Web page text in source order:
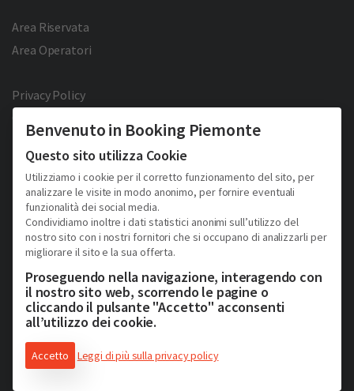
Area Riservata
Area Operatori
Privacy Policy
Facebook
Twitter YouTube Pinterest
2026 © Copyright - Turismo Alpmed S.r.l.
Cap. Soc. € 40.000 I.V. - P.IVA IT10807510010 - R.E.A TO 1163413
Via Giuseppe Pomba, 23, 10123, Torino, (Italy)
Tel. (+39) 331 9879633
Consulenza web & soluzioni e-commerce di Schiavone&Guga
Benvenuto in Booking Piemonte
Questo sito utilizza Cookie
Utilizziamo i cookie per il corretto funzionamento del sito, per
analizzare le visite in modo anonimo, per fornire eventuali
funzionalità dei social media.
Condividiamo inoltre i dati statistici anonimi sull’utilizzo del
nostro sito con i nostri fornitori che si occupano di analizzarli per
migliorare il sito e la sua offerta.
Proseguendo nella navigazione, interagendo con
il nostro sito web, scorrendo le pagine o
cliccando il pulsante "Accetto" acconsenti
all’utilizzo dei cookie.
Accetto Leggi di più sulla privacy policy